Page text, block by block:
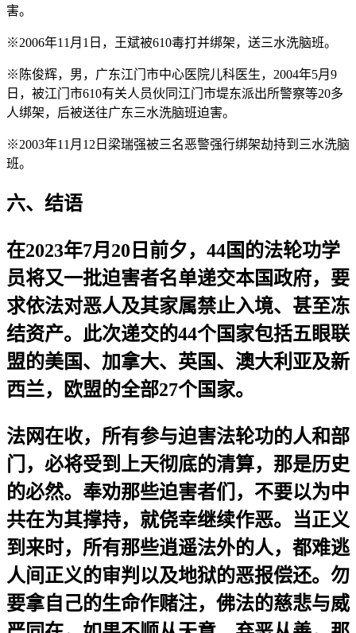
害。
※2006年11月1日，王斌被610毒打并绑架，送三水洗脑班。
※陈俊辉，男，广东江门市中心医院儿科医生，2004年5月9
日，被江门市610有关人员伙同江门市堤东派出所警察等20多
人绑架，后被送往广东三水洗脑班迫害。
※2003年11月12日梁瑞强被三名恶警强行绑架劫持到三水洗脑
班。
六、结语
在2023年7月20日前夕，44国的法轮功学
员将又一批迫害者名单递交本国政府，要
求依法对恶人及其家属禁止入境、甚至冻
结资产。此次递交的44个国家包括五眼联
盟的美国、加拿大、英国、澳大利亚及新
西兰，欧盟的全部27个国家。
法网在收，所有参与迫害法轮功的人和部
门，必将受到上天彻底的清算，那是历史
的必然。奉劝那些迫害者们，不要以为中
共在为其撑持，就侥幸继续作恶。当正义
到来时，所有那些逍遥法外的人，都难逃
人间正义的审判以及地狱的恶报偿还。勿
要拿自己的生命作赌注，佛法的慈悲与威